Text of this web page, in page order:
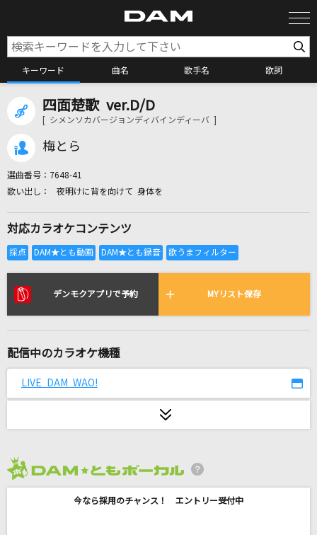
キーワード 曲名 歌手名 歌詞
カラオケ検索
全国りれき
リアルタイムで歌われている曲の一覧
月光
アスイロ
四面楚歌 ver.D/D
[ シメンソカバージョンディバインディーバ ]
梅とら
選曲番号： 7648-41
夜明けに背を向けて 身体を
対応カラオケコンテンツ
デンモクアプリで予約 MYリスト保存
配信中のカラオケ機種
LIVE DAM WAO!
今なら採用のチャンス！ エントリー受付中